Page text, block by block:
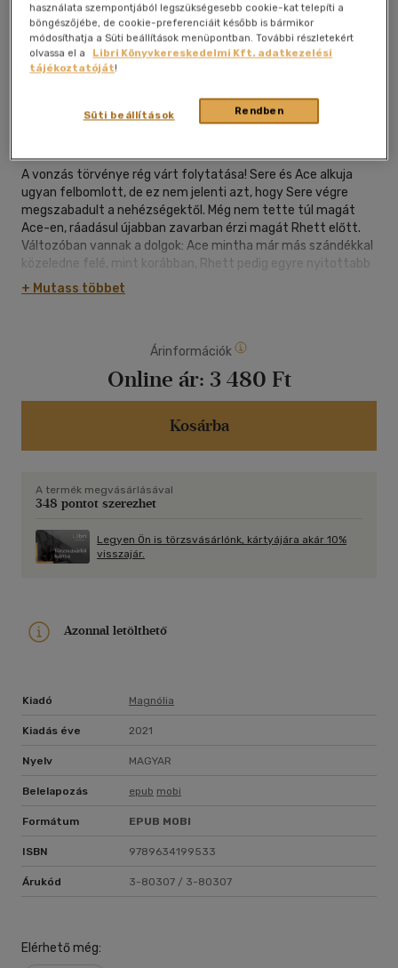
Beleolvasok
(1 vélemény)
A vonzás törvénye rég várt folytatása! Sere és Ace alkuja
ugyan felbomlott, de ez nem jelenti azt, hogy Sere végre
megszabadult a nehézségektől. Még nem tette túl magát
Ace-en, ráadásul újabban zavarban érzi magát Rhett előtt.
Változóban vannak a dolgok: Ace mintha már más szándékkal
közeledne felé, mint korábban, Rhett pedig egyre nyitottabb
és barátságosabb. Sere lassan ráébred, hogy szerelmes, de
egy vadonatúj kihívással kell szembenéznie, mégpedig azzal,
nem mindenki az, akinek mondja magát. Meg kell birkóznia
saját bizonytalanságával és a kaliforniai élete miatti rossz
érzéseivel is. Rég történt eseményekre derül fény, fájdalmas
érzések törnek felszínre, de ezúttal már Serén múlik, hogy
egyedül néz-e velük szembe. Vajon sikerül rátalálnia
+ Mutass többet
Árinformációk
Online ár: 3 480 Ft
Kosárba
A termék megvásárlásával
348 pontot szerezhet
Legyen Ön is törzsvásárlónk, kártyájára akár 10%
visszajár.
Azonnal letölthető
Kiadó Magnólia
Kiadás éve 2021
Nyelv MAGYAR
Belelapozás epub mobi
Formátum EPUB MOBI
ISBN 9789634199533
Árukód 3-80307 / 3-80307
Elérhető még:
használata szempontjából legszükségesebb cookie-kat telepíti a
böngészőjébe, de cookie-preferenciáit később is bármikor
módosíthatja a Süti beállítások menüpontban. További részletekért
olvassa el a
Libri Könyvkereskedelmi Kft. adatkezelési
tájékoztatóját!
Rendben
Süti beállítások